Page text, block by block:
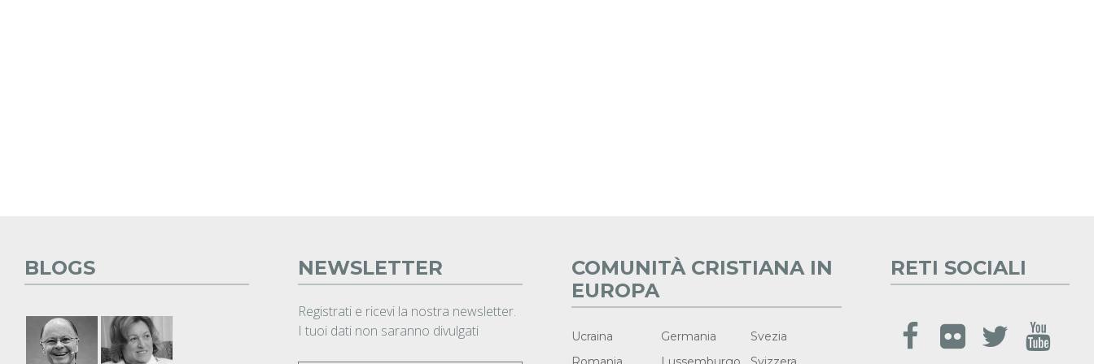
BLOGS NEWSLETTER
Registrati e ricevi la nostra newsletter.
I tuoi dati non saranno divulgati
COMUNITÀ CRISTIANA IN
EUROPA
Ucraina Germania
Svezia
RETI SOCIALI